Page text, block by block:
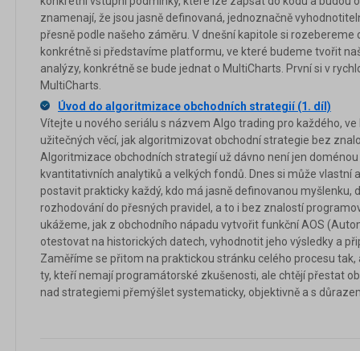
znamenají, že jsou jasně definovaná, jednoznačně
přesně podle našeho záměru. V dnešní kapitole si rozebereme
konkrétně si představíme platformu, ve které budeme tvořit
analýzy, konkrétně se bude jednat o MultiCharts. První si v
MultiCharts.
Úvod do algoritmizace obchodních strategií (1. díl)
Vítejte u nového seriálu s názvem Algo trading pro každého,
užitečných věcí, jak algoritmizovat obchodní strategie bez
Algoritmizace obchodních strategií už dávno není jen
kvantitativních analytiků a velkých fondů. Dnes si může
postavit prakticky každý, kdo má jasně definovanou myšlenku,
rozhodování do přesných pravidel, a to i bez znalostí
ukážeme, jak z obchodního nápadu vytvořit funkční AOS
otestovat na historických datech, vyhodnotit jeho výsledky a
Zaměříme se přitom na praktickou stránku celého procesu
ty, kteří nemají programátorské zkušenosti, ale chtějí přestat
nad strategiemi přemýšlet systematicky, objektivně a s